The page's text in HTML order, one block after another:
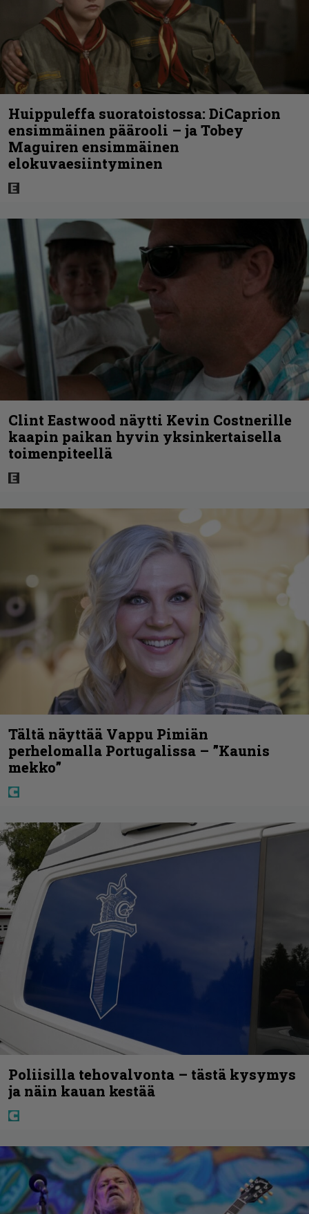
Huippuleffa suoratoistossa: DiCaprion
ensimmäinen päärooli – ja Tobey
Maguiren ensimmäinen
elokuvaesiintyminen
Clint Eastwood näytti Kevin Costnerille
kaapin paikan hyvin yksinkertaisella
toimenpiteellä
Tältä näyttää Vappu Pimiän
perhelomalla Portugalissa – ”Kaunis
mekko”
Poliisilla tehovalvonta – tästä kysymys
ja näin kauan kestää